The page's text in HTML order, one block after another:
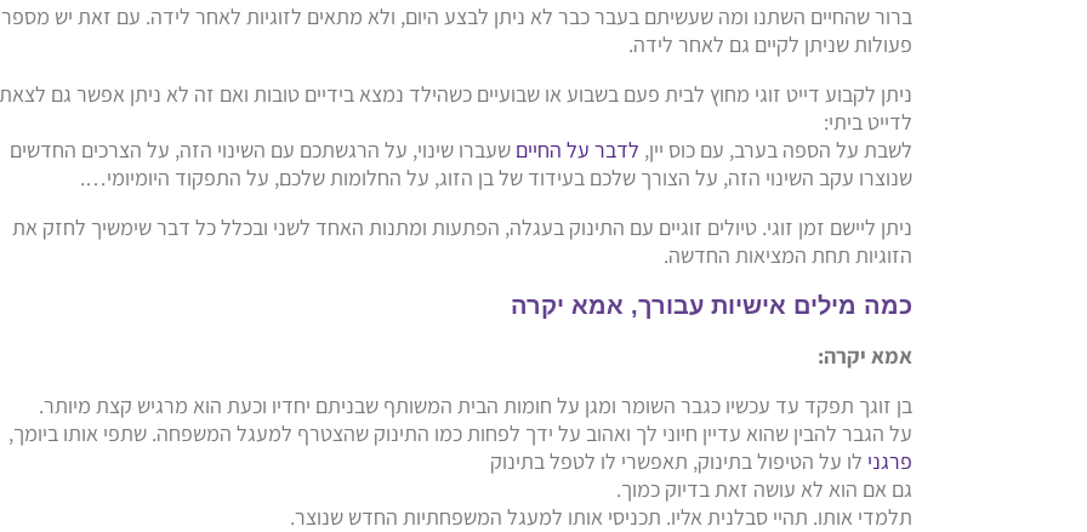
ברור שהחיים השתנו ומה שעשיתם בעבר כבר לא ניתן לבצע היום, ולא מתאים לזוגיות לאחר לידה. עם זאת יש מספר
פעולות שניתן לקיים גם לאחר לידה.
ניתן לקבוע דייט זוגי מחוץ לבית פעם בשבוע או שבועיים כשהילד נמצא בידיים טובות ואם זה לא ניתן אפשר גם
לדייט ביתי:
לשבת על הספה בערב, עם כוס יין, לדבר על החיים שעברו שינוי, על הרגשתכם עם השינוי הזה, על הצרכים החדשים
שנוצרו עקב השינוי הזה, על הצורך שלכם בעידוד של בן הזוג, על החלומות שלכם, על התפקוד היומיומי….
ניתן ליישם זמן זוגי. טיולים זוגיים עם התינוק בעגלה, הפתעות ומתנות האחד לשני ובכלל כל דבר שימשיך לחזק את
הזוגיות תחת המציאות החדשה.
כמה מילים אישיות עבורך, אמא יקרה
אמא יקרה:
בן זוגך תפקד עד עכשיו כגבר השומר ומגן על חומות הבית המשותף שבניתם יחדיו וכעת הוא מרגיש קצת מיותר.
על הגבר להבין שהוא עדיין חיוני לך ואהוב על ידך לפחות כמו התינוק שהצטרף למעגל המשפחה. שתפי אותו ביומך,
פרגני לו על הטיפול בתינוק, תאפשרי לו לטפל בתינוק
גם אם הוא לא עושה זאת בדיוק כמוך.
תלמדי אותו. תהיי סבלנית אליו. תכניסי אותו למעגל המשפחתיות החדש שנוצר.